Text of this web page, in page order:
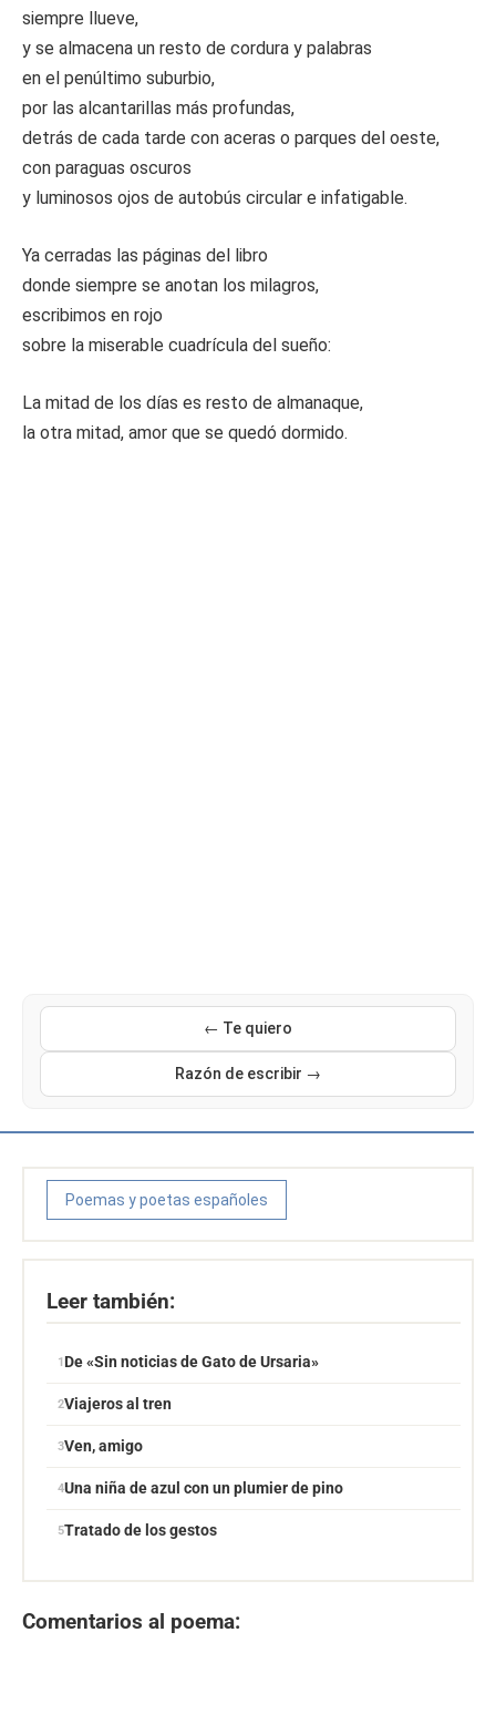
siempre llueve,
y se almacena un resto de cordura y palabras
en el penúltimo suburbio,
por las alcantarillas más profundas,
detrás de cada tarde con aceras o parques del oeste,
con paraguas oscuros
y luminosos ojos de autobús circular e infatigable.
Ya cerradas las páginas del libro
donde siempre se anotan los milagros,
escribimos en rojo
sobre la miserable cuadrícula del sueño:
La mitad de los días es resto de almanaque,
la otra mitad, amor que se quedó dormido.
← Te quiero
Razón de escribir →
Poemas y poetas españoles
Leer también:
De «Sin noticias de Gato de Ursaria»
Viajeros al tren
Ven, amigo
Una niña de azul con un plumier de pino
Tratado de los gestos
Comentarios al poema: